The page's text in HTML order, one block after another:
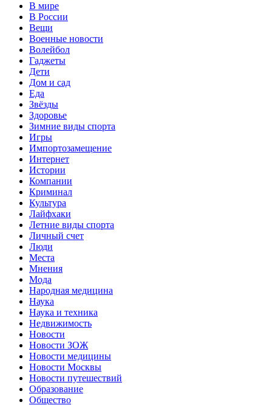
В мире
В России
Вещи
Военные новости
Волейбол
Гаджеты
Дети
Дом и сад
Еда
Звёзды
Здоровье
Зимние виды спорта
Игры
Импортозамещение
Интернет
Истории
Компании
Криминал
Культура
Лайфхаки
Летние виды спорта
Личный счет
Люди
Места
Мнения
Мода
Народная медицина
Наука
Наука и техника
Недвижимость
Новости
Новости ЗОЖ
Новости медицины
Новости Москвы
Новости путешествий
Образование
Общество